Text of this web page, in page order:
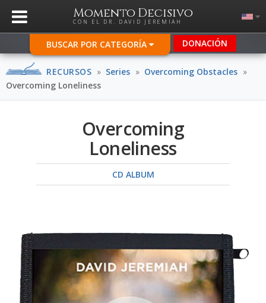
Momento Decisivo
CON EL DR. DAVID JEREMIAH
BUSCAR POR CATEGORÍA DONACIÓN
RECURSOS » Series » Overcoming Obstacles »
Overcoming Loneliness
Overcoming
Loneliness
CD ALBUM